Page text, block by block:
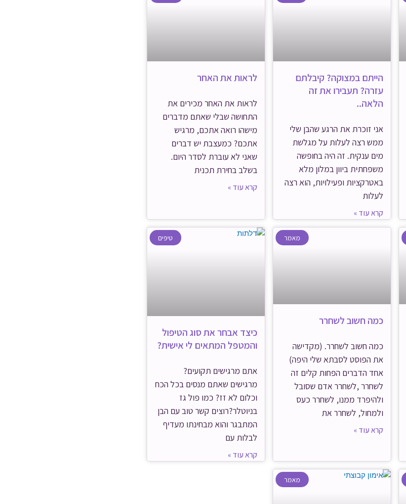
הייתם במצוקה? קיבלתם
עזרה? תעבירו את זה
הלאה..
אני זוכרת את הרגע שהבן שלי
ממש רצה לעלות על מגלשת
מים ענקית. זה היה בחופשה
משפחתית ביוון במלון מלא
באטרקציות ופעילויות, הוא רצה
לעלות
קרא עוד »
לראות את האחר
לראות את האחר מכירים את
התחושה שבלי שאתם מדברים
מישהו רואה אתכם, מרגיש
אתכם? כמעצבת יש דברים
שאני לא עוברת לסדר היום.
בשלב בחירת תכנית
קרא עוד »
מאמר
כמה חשוב לשחרר
כמה חשוב לשחרר. (מקדישה
את הפוסט לסבתא שלי היפה)
אחד הדברים הפחות קלים זה
לשחרר ,לשחרר אדם שסובל
ולהיפרד ממנו, לשחרר כעס
ולמחול, לשחרר את
קרא עוד »
טיפים
כיצד אבחר את סוג הטיפול
והמטפל המתאים לי אישית?
אתם מרגישים תקועים?
מרגישים שאתם מנסים בכל הכח
וכלום לא זז? כמו פול גז
בניוטלר?רוצים קשר טוב עם הבן
המתבגר והוא מבחינתו מעדיף
לבלות עם
קרא עוד »
מאמר